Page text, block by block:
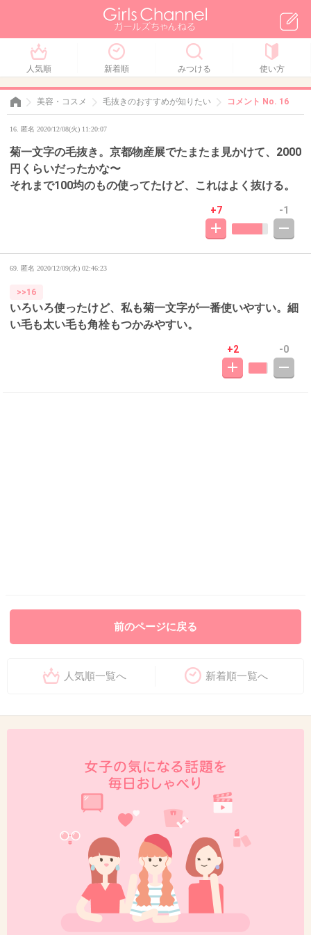
人気順 新着順 みつける 使い方
美容・コスメ 毛抜きのおすすめが知りたい コメント No. 16
16. 匿名 2020/12/08(火) 11:20:07
菊一文字の毛抜き。京都物産展でたまたま見かけて、2000
円くらいだったかな〜
それまで100均のもの使ってたけど、これはよく抜ける。
+7 -1
69. 匿名 2020/12/09(水) 02:46:23
>>16
いろいろ使ったけど、私も菊一文字が一番使いやすい。細
い毛も太い毛も角栓もつかみやすい。
+2 -0
前のページに戻る
人気順一覧へ 新着順一覧へ